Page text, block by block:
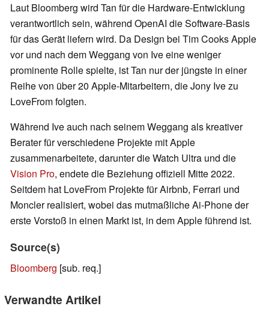
Laut Bloomberg wird Tan für die Hardware-Entwicklung
verantwortlich sein, während OpenAI die Software-Basis
für das Gerät liefern wird. Da Design bei Tim Cooks Apple
vor und nach dem Weggang von Ive eine weniger
prominente Rolle spielte, ist Tan nur der jüngste in einer
Reihe von über 20 Apple-Mitarbeitern, die Jony Ive zu
LoveFrom folgten.
Während Ive auch nach seinem Weggang als kreativer
Berater für verschiedene Projekte mit Apple
zusammenarbeitete, darunter die Watch Ultra und die
Vision Pro, endete die Beziehung offiziell Mitte 2022.
Seitdem hat LoveFrom Projekte für Airbnb, Ferrari und
Moncler realisiert, wobei das mutmaßliche Ai-Phone der
erste Vorstoß in einen Markt ist, in dem Apple führend ist.
Source(s)
Bloomberg [sub. req.]
Verwandte Artikel